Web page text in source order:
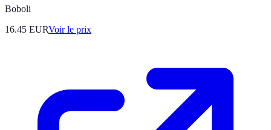
Boboli
16.45 EURVoir le prix